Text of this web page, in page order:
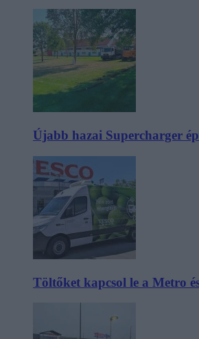
Újabb hazai Supercharger
Töltőket kapcsol le a Metro